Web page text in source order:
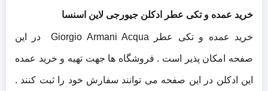
خرید عمده و تکی عطر ادکلن جیورجی لاین اسنسا
خرید عمده و تکی عطر Giorgio Armani Acqua در این
صفحه امکان پذیر است . فروشگاه ها جهت تهیه و خرید عمده
این ادکلن در این صفحه می توانند سفارش خود را ثبت کنند .